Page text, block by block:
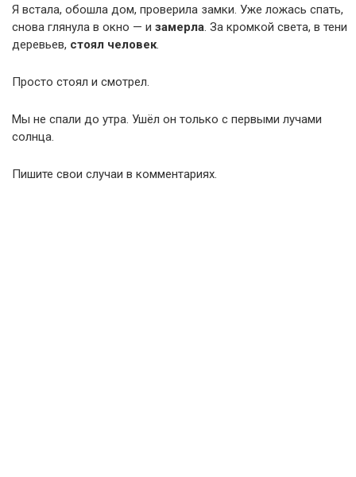
Я встала, обошла дом, проверила замки. Уже ложась спать,
снова глянула в окно — и замерла. За кромкой света, в тени
деревьев, стоял человек.
Просто стоял и смотрел.
Мы не спали до утра. Ушёл он только с первыми лучами
солнца.
Пишите свои случаи в комментариях.